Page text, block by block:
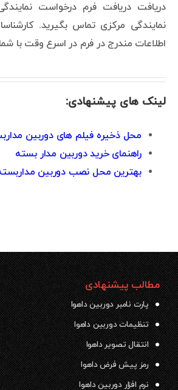
دریافت دریافت فرم درخواست
نمایندگی مرکزی تماس بگیرید.
اطلاعات مندرج در فرم در اسرع وقت با
لینک های پیشنهادی:
محل ذخیره فیلم های دوربین
راهنمای خرید دوربین مدار بسته
بهترین محل نصب دوربین
مطالب پیشنهادی
پارت نامبر دوربین داهوا
تنظیمات دوربین داهوا
انتقال تصویر داهوا
رمز پیش فرض داهوا
نرم افزار دوربین داهوا